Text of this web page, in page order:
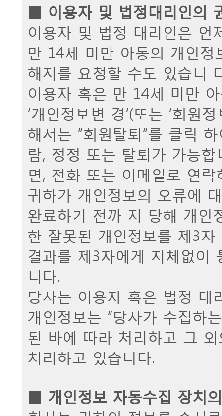
■ 이용자 및 법정대리인의
이용자 및 법정 대리인은 언
만 14세 미만 아동의 개인
해지를 요청할 수도 있습니
이용자 혹은 만 14세 미만
‘개인정보변 경’(또는 ‘회원
해서는 “회원탈퇴”를 클릭
람, 정정 또는 탈퇴가 가능
면, 전화 또는 이메일로 연
귀하가 개인정보의 오류에
완료하기 전까 지 당해 개인
한 잘못된 개인정보를 제3
결과를 제3자에게 지체없이
니다.
당사는 이용자 혹은 법정 대
개인정보는 “당사가 수집하
된 바에 따라 처리하고 그
처리하고 있습니다.
■ 개인정보 자동수집 장치